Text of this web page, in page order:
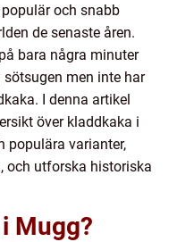
och snabb
de senaste åren.
bara några minuter
men inte har
I denna artikel
över kladdkaka i
populära varianter,
och utforska historiska
Mugg?